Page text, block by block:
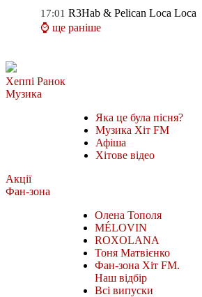
17:01 R3Hab & Pelican Loca Loca
⌚ ще раніше
Хеппі Ранок
Музика
Яка це була пісня?
Музика Хіт FM
Афіша
Хітове відео
Акції
Фан-зона
Олена Тополя
MÉLOVIN
ROXOLANA
Тоня Матвієнко
Фан-зона Хіт FM.
Наш відбір
Всі випуски